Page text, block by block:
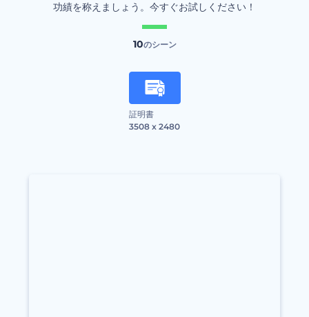
功績を称えましょう。今すぐお試しください！
10のシーン
証明書
3508 x 2480